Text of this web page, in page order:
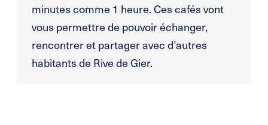
minutes comme 1 heure. Ces cafés vont
vous permettre de pouvoir échanger,
rencontrer et partager avec d’autres
habitants de Rive de Gier.